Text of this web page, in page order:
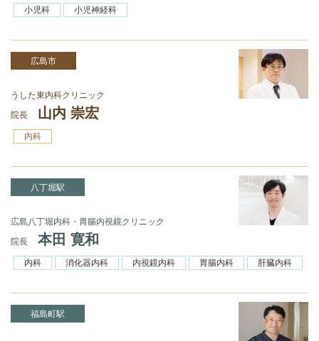
小児科 小児神経科
広島市
うした東内科クリニック
院長
山内 崇宏
内科
八丁堀駅
広島八丁堀内科・胃腸内視鏡クリニック
院長
本田 寛和
内科 消化器内科 内視鏡内科 胃腸内科 肝臓内科
福島町駅